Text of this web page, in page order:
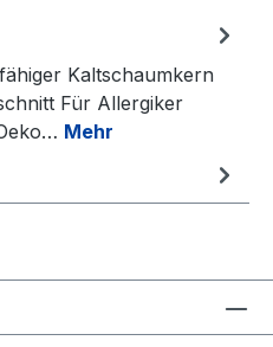
Kaltschaumkern
Für Allergiker
Mehr